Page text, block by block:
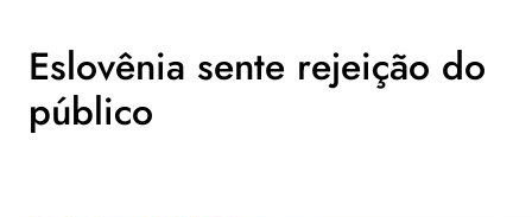
Eslovênia sente rejeição do
público